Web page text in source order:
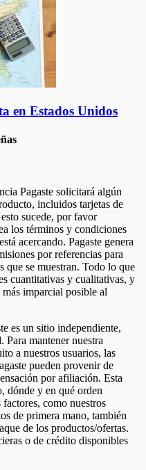
en Estados Unidos
Pagaste solicitará algún
incluidos tarjetas de
sucede, por favor
los términos y condiciones
acercando. Pagaste genera
por referencias para
que se muestran. Todo lo que
cuantitativas y cualitativas, y
imparcial posible al
es un sitio independiente,
mantener nuestra
a nuestros usuarios, las
pueden provenir de
por afiliación. Esta
dónde y en qué orden
como nuestros
de primera mano, también
de los productos/ofertas.
o de crédito disponibles